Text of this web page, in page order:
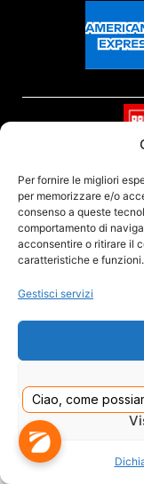
Per fornire le migliori
per memorizzare e/o
consenso a queste
comportamento di
acconsentire o ritirare il
caratteristiche e funzioni.
Gestisci servizi
DADO S.R.L.
Tel. 02.40703420 - P.Iva/
Ciao, come